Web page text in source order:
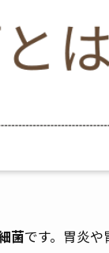
菌です。胃炎